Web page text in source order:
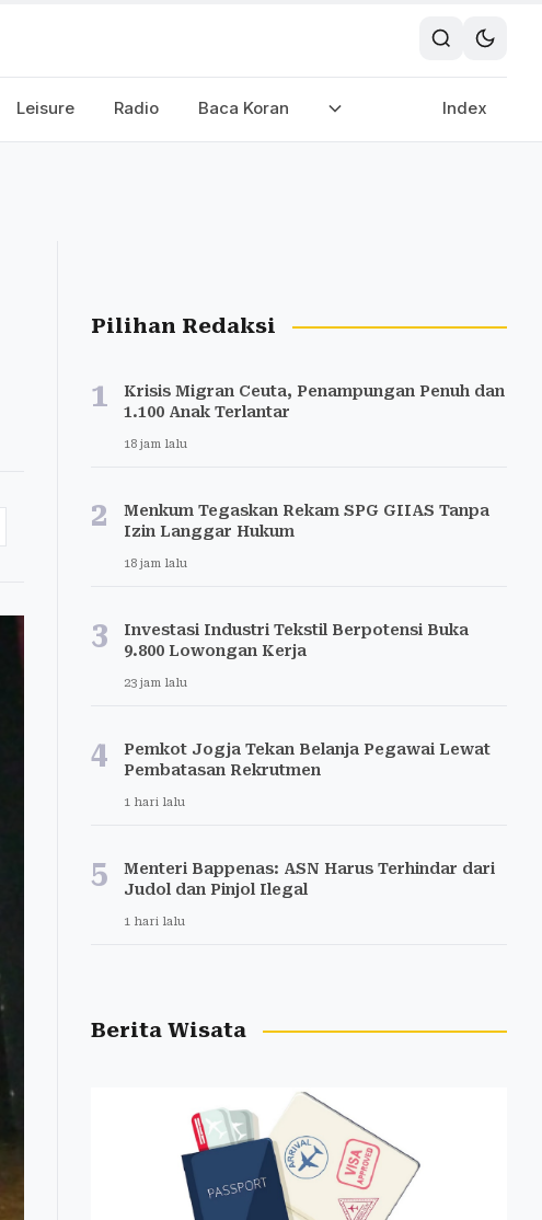
Leisure Radio Baca Koran Index
Pilihan Redaksi
1
Krisis Migran Ceuta, Penampungan Penuh dan
1.100 Anak Terlantar
18 jam lalu
2
Menkum Tegaskan Rekam SPG GIIAS Tanpa
Izin Langgar Hukum
18 jam lalu
3
Investasi Industri Tekstil Berpotensi Buka
9.800 Lowongan Kerja
23 jam lalu
4
Pemkot Jogja Tekan Belanja Pegawai Lewat
Pembatasan Rekrutmen
1 hari lalu
5
Menteri Bappenas: ASN Harus Terhindar dari
Judol dan Pinjol Ilegal
1 hari lalu
Berita Wisata